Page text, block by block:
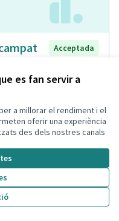
es fan servir a
a millorar el rendiment i el
oferir una experiència
des dels nostres canals
Acceptada